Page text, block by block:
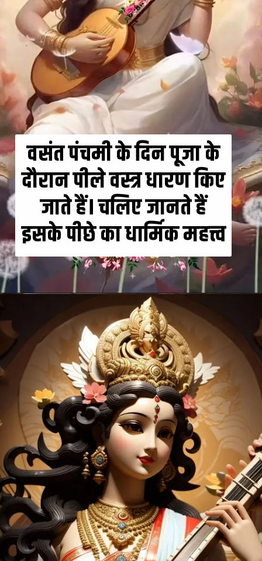
वसंत पंचमी के दिन पूजा के
दौरान पीले वस्त्र धारण किए
जाते हैं। चलिए जानते हैं
इसके पीछे का धार्मिक महत्त्व